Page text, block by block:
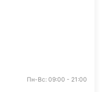
Пн-Вс: 09:00 - 21:00